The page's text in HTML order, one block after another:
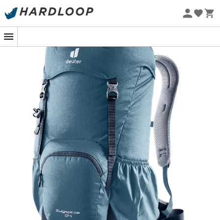
Letní akce 🔥 -5 % EXTRA při nákupu 2 produktů* s kódem
Zugspitze 24je muže od značkyDeuter
sportovce, kteří mají rádi spojení klasického designu a